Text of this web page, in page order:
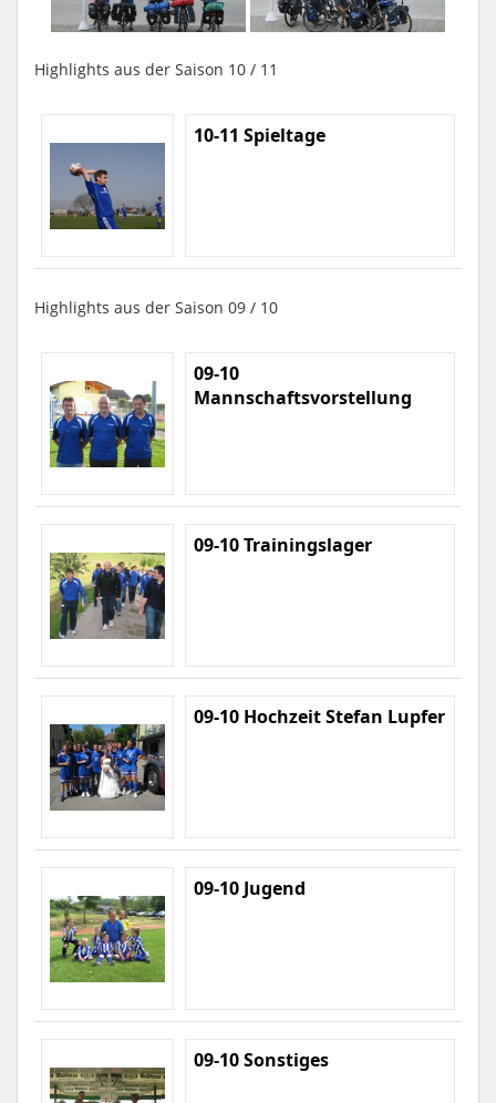
Highlights aus der Saison 10 / 11
10-11 Spieltage
Highlights aus der Saison 09 / 10
09-10
Mannschaftsvorstellung
09-10 Trainingslager
09-10 Hochzeit Stefan Lupfer
09-10 Jugend
09-10 Sonstiges